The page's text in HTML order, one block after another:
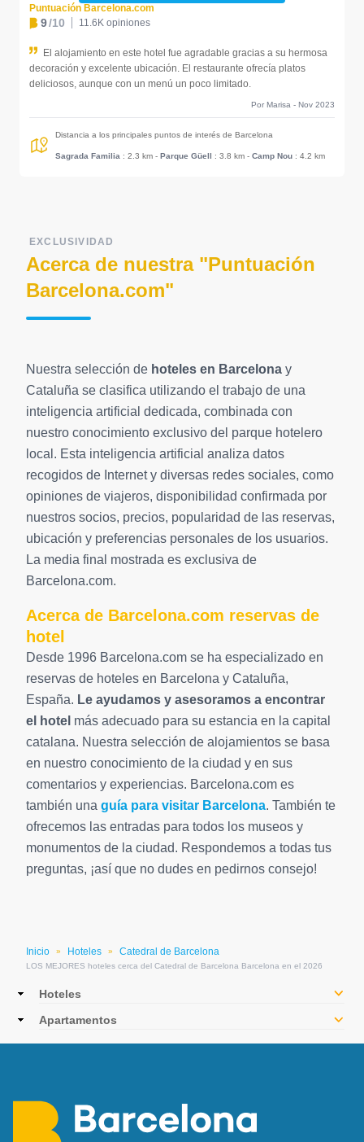
Inicio » Hoteles » Catedral de Barcelona
LOS MEJORES hoteles cerca del Catedral de Barcelona Barcelona en el 2026
Puntuación Barcelona.com
9/10 11.6K opiniones
El alojamiento en este hotel fue agradable gracias a su hermosa
decoración y excelente ubicación. El restaurante ofrecía platos
deliciosos, aunque con un menú un poco limitado.
Por Marisa - Nov 2023
Distancia a los principales puntos de interés de Barcelona
Sagrada Familia : 2.3 km - Parque Güell : 3.8 km - Camp Nou : 4.2 km
EXCLUSIVIDAD
Acerca de nuestra "Puntuación
Barcelona.com"
Nuestra selección de hoteles en Barcelona y
Cataluña se clasifica utilizando el trabajo de una
inteligencia artificial dedicada, combinada con
nuestro conocimiento exclusivo del parque hotelero
local. Esta inteligencia artificial analiza datos
recogidos de Internet y diversas redes sociales, como
opiniones de viajeros, disponibilidad confirmada por
nuestros socios, precios, popularidad de las reservas,
ubicación y preferencias personales de los usuarios.
La media final mostrada es exclusiva de
Barcelona.com.
Acerca de Barcelona.com reservas de
hotel
Desde 1996 Barcelona.com se ha especializado en
reservas de hoteles en Barcelona y Cataluña,
España. Le ayudamos y asesoramos a encontrar
el hotel más adecuado para su estancia en la capital
catalana. Nuestra selección de alojamientos se basa
en nuestro conocimiento de la ciudad y en sus
comentarios y experiencias. Barcelona.com es
también una guía para visitar Barcelona. También te
ofrecemos las entradas para todos los museos y
monumentos de la ciudad. Respondemos a todas tus
preguntas, ¡así que no dudes en pedirnos consejo!
MainHoteles
Apartamentos